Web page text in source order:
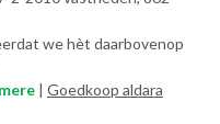
we hèt daarbovenop
| Goedkoop aldara